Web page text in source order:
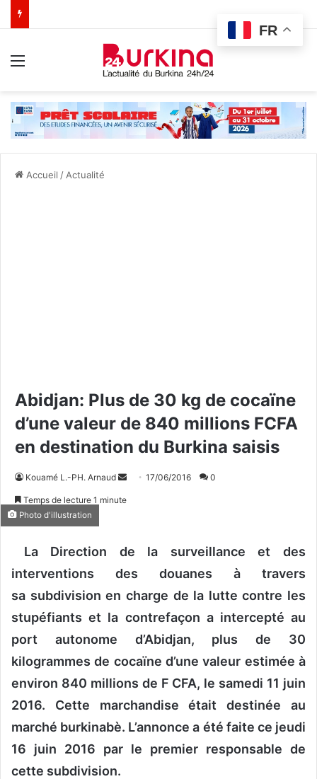
Accueil / Actualité
Abidjan: Plus de 30 kg de cocaïne
d’une valeur de 840 millions FCFA
en destination du Burkina saisis
Kouamé L.-PH. Arnaud
r
u
n
u
r
e
17/06/2016 0
Temps de lecture 1 minute
Photo d'illustration
La Direction de la surveillance et des
interventions des douanes à travers
sa subdivision en charge de la lutte contre les
stupéfiants et la contrefaçon a intercepté au
port autonome d’Abidjan, plus de 30
kilogrammes de cocaïne d’une valeur estimée à
environ 840 millions de F CFA, le samedi 11 juin
2016. Cette marchandise était destinée au
marché burkinabè. L’annonce a été faite ce jeudi
16 juin 2016 par le premier responsable de
cette subdivision.
FR